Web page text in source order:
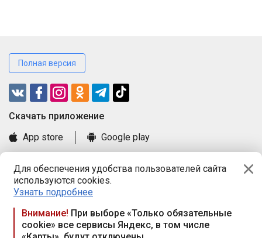
Для обеспечения удобства пользователей сайта
используются cookies.
Узнать подробнее
Внимание! При выборе «Только обязательные
cookie» все сервисы Яндекс, в том числе
Полная версия
Cкачать приложение
App store
Google play
Книга замечаний и предложений
Правила и документы
Praca.by © 2000—2026, ООО «ПРАЦА БАЙ»
Республика Беларусь, 220114, г. Минск, пр-т Независимости
117а, пом. № 9.